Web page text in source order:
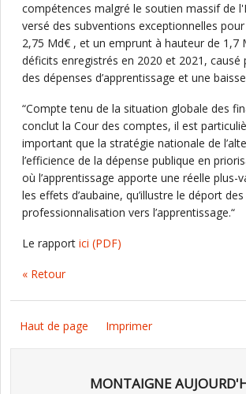
compétences malgré le soutien massif de
versé des subventions exceptionnelles
2,75 Md€ , et un emprunt à hauteur de 1,7
déficits enregistrés en 2020 et 2021, causé
des dépenses d’apprentissage et une
“Compte tenu de la situation globale des
conclut la Cour des comptes, il est
important que la stratégie nationale de
l’efficience de la dépense publique en
où l’apprentissage apporte une réelle plus-
les effets d’aubaine, qu’illustre le déport
professionnalisation vers l’apprentissage.“
Le rapport ici (PDF)
« Retour
Haut de page Imprimer
MONTAIGNE